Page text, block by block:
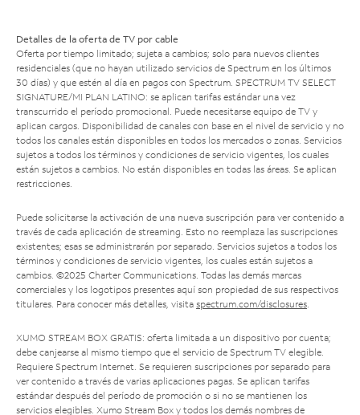
Detalles de la oferta de TV por cable
Oferta por tiempo limitado; sujeta a cambios; solo para nuevos clientes
residenciales (que no hayan utilizado servicios de Spectrum en los últimos
30 días) y que estén al día en pagos con Spectrum. SPECTRUM TV SELECT
SIGNATURE/MI PLAN LATINO: se aplican tarifas estándar una vez
transcurrido el período promocional. Puede necesitarse equipo de TV y
aplican cargos. Disponibilidad de canales con base en el nivel de servicio y no
todos los canales están disponibles en todos los mercados o zonas. Servicios
sujetos a todos los términos y condiciones de servicio vigentes, los cuales
están sujetos a cambios. No están disponibles en todas las áreas. Se aplican
restricciones.
Puede solicitarse la activación de una nueva suscripción para ver contenido a
través de cada aplicación de streaming. Esto no reemplaza las suscripciones
existentes; esas se administrarán por separado. Servicios sujetos a todos los
términos y condiciones de servicio vigentes, los cuales están sujetos a
cambios. ©2025 Charter Communications. Todas las demás marcas
comerciales y los logotipos presentes aquí son propiedad de sus respectivos
titulares. Para conocer más detalles, visita spectrum.com/disclosures.
XUMO STREAM BOX GRATIS: oferta limitada a un dispositivo por cuenta;
debe canjearse al mismo tiempo que el servicio de Spectrum TV elegible.
Requiere Spectrum Internet. Se requieren suscripciones por separado para
ver contenido a través de varias aplicaciones pagas. Se aplican tarifas
estándar después del período de promoción o si no se mantienen los
servicios elegibles. Xumo Stream Box y todos los demás nombres de